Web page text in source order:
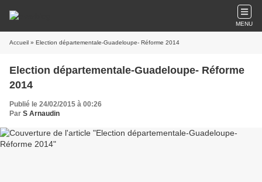
MENU
Accueil » Election départementale-Guadeloupe- Réforme 2014
Election départementale-Guadeloupe- Réforme
2014
Publié le 24/02/2015 à 00:26
Par S Arnaudin